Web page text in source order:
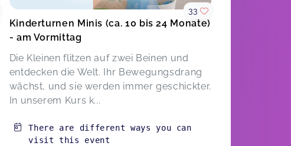
Kinderturnen Minis (ca. 10 bis 24 Monate)
- am Vormittag
Die Kleinen flitzen auf zwei Beinen und
entdecken die Welt. Ihr Bewegungsdrang
wächst, und sie werden immer geschickter.
In unserem Kurs k...
33
There are different ways you can
visit this event